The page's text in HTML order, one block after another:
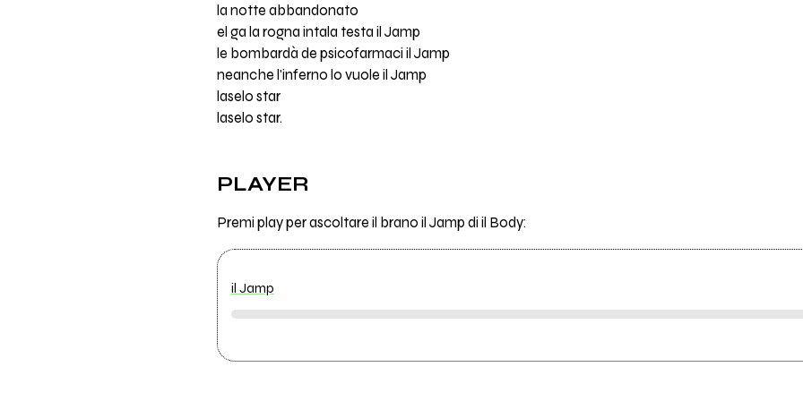
la notte abbandonato
el ga la rogna intala testa il Jamp
le bombardà de psicofarmaci il Jamp
neanche l'inferno lo vuole il Jamp
laselo star
laselo star.
PLAYER
Premi play per ascoltare il brano il Jamp di il Body:
il Jamp